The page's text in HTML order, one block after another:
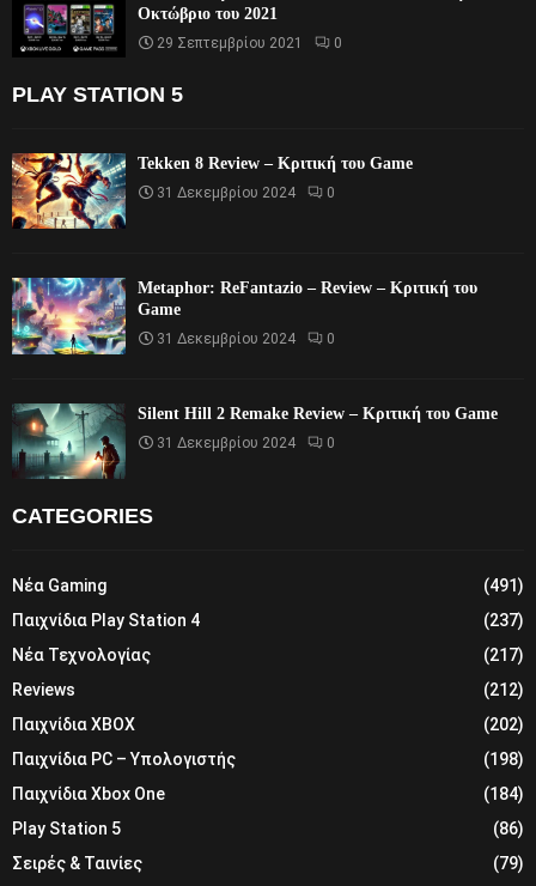
Οκτώβριο του 2021
29 Σεπτεμβρίου 2021 0
PLAY STATION 5
Tekken 8 Review – Κριτική του Game
31 Δεκεμβρίου 2024 0
Metaphor: ReFantazio – Review – Κριτική του
Game
31 Δεκεμβρίου 2024 0
Silent Hill 2 Remake Review – Κριτική του Game
31 Δεκεμβρίου 2024 0
CATEGORIES
Νέα Gaming
(491)
Παιχνίδια Play Station 4
(237)
Νέα Τεχνολογίας
(217)
Reviews
(212)
Παιχνίδια XBOX
(202)
Παιχνίδια PC – Υπολογιστής
(198)
Παιχνίδια Xbox One
(184)
Play Station 5
(86)
Σειρές & Ταινίες
(79)